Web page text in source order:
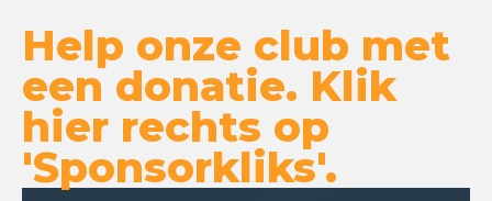
Help onze club met
een donatie. Klik
hier rechts op
'Sponsorkliks'.